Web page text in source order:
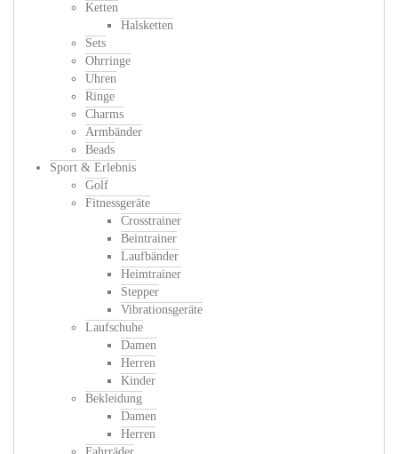
Ketten
Halsketten
Sets
Ohrringe
Uhren
Ringe
Charms
Armbänder
Beads
Sport & Erlebnis
Golf
Fitnessgeräte
Crosstrainer
Beintrainer
Laufbänder
Heimtrainer
Stepper
Vibrationsgeräte
Laufschuhe
Damen
Herren
Kinder
Bekleidung
Damen
Herren